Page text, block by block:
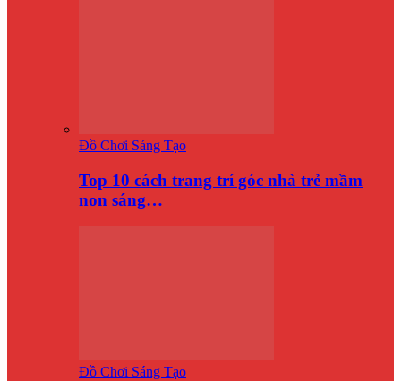
Đồ Chơi Sáng Tạo
Top 10 cách trang trí góc nhà trẻ mầm
non sáng…
Đồ Chơi Sáng Tạo